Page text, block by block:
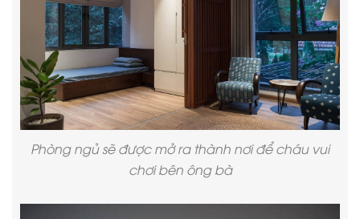
Phòng ngủ sẽ được mở ra thành nơi để cháu vui
chơi bên ông bà